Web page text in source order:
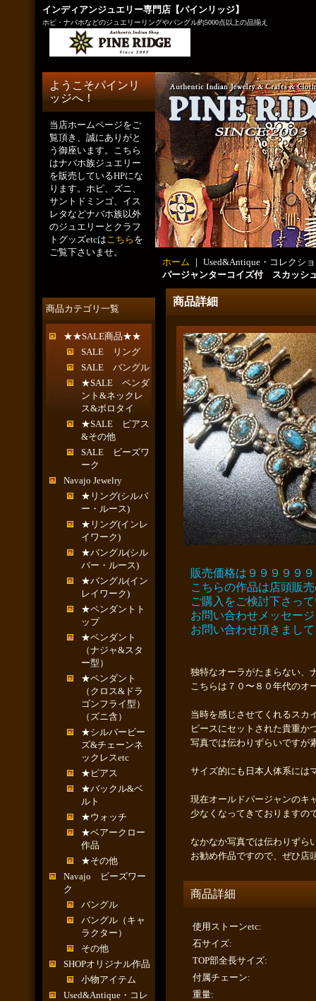
インディアンジュエリー専門店【パインリッジ】
ホピ・ナバホなどのジュエリーリングやバングル約5000点以上の品揃え
ようこそパインリ
ッジへ！
当店ホームページをご
覧頂き、誠にありがと
う御座います。こちら
はナバホ族ジュエリー
を販売しているHPにな
ります。ホピ、ズニ、
サントドミンゴ、イス
レタなどナバホ族以外
のジュエリーとクラフ
トグッズetcはこちら を
ご覧下さいませ。
商品カテゴリ一覧
★★SALE商品★★
SALE リング
SALE バングル
★SALE ペンダ
ント&ネックレ
ス&ボロタイ
★SALE ピアス
&その他
SALE ビーズワ
ーク
Navajo Jewelry
★リング(シルバ
ー・ルース)
★リング(インレ
イワーク)
★バングル(シル
バー・ルース)
★バングル(イン
レイワーク)
★ペンダントト
ップ
★ペンダント
（ナジャ&スタ
ー型）
★ペンダント
（クロス&ドラ
ゴンフライ型）
（ズニ含）
★シルバービー
ズ&チェーンネ
ックレスetc
★ピアス
★バックル&ベ
ルト
★ウォッチ
★ベアークロー
作品
★その他
Navajo ビーズワー
ク
バングル
バングル（キャ
ラクター）
その他
SHOPオリジナル作品
小物アイテム
Used&Antique・コレ
ホーム ｜ Used&Antique・コレクシ
パージャンターコイズ付 スカッシ
商品詳細
販売価格は９９９９９
こちらの作品は店頭販
ご購入をご検討下さっ
お問い合わせメッセー
お問い合わせ頂きまし
独特なオーラがたまらない、
こちらは７０〜８０年代のオ
当時を感じさせてくれるスカ
ピースにセットされた貴重か
写真では伝わりずらいですが
サイズ的にも日本人体系には
現在オールドパージャンのキ
少なくなってきておりますの
なかなか写真では伝わりずら
お勧め作品ですので、ぜひ店
商品詳細
使用ストーンetc:
石サイズ:
TOP部全長サイズ:
付属チェーン:
重量: